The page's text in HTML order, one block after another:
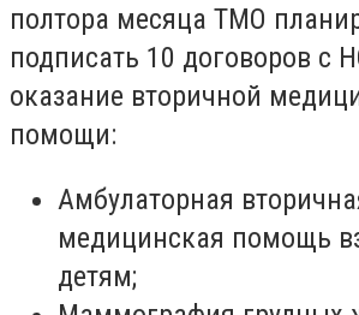
полтора месяца ТМО
подписать 10 договоров с
оказание вторичной
помощи:
Амбулаторная
медицинская помощь
детям;